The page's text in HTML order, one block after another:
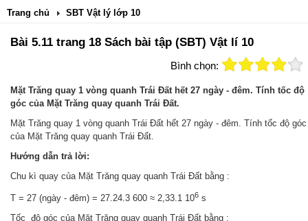
Trang chủ SBT Vật lý lớp 10
Bài 5.11 trang 18 Sách bài tập (SBT) Vật lí 10
Bình chọn:
Mặt Trăng quay 1 vòng quanh Trái Đất hết 27 ngày - đêm. Tính tốc độ
góc của Mặt Trăng quay quanh Trái Đất.
Mặt Trăng quay 1 vòng quanh Trái Đất hết 27 ngày - đêm. Tính tốc độ góc
của Mặt Trăng quay quanh Trái Đất.
Hướng dẫn trả lời:
Chu kì quay của Mặt Trăng quay quanh Trái Đất bằng :
T = 27 (ngày - đêm) = 27.24.3 600 ≈ 2,33.1 106 s
Tốc độ góc của Mặt Trăng quay quanh Trái Đất bằng :